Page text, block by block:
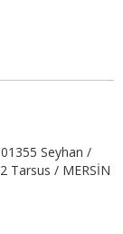
Seyhan /
Tarsus / MERSİN